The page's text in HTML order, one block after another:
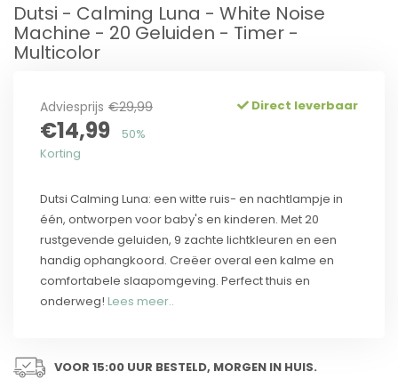
Dutsi - Calming Luna - White Noise
Machine - 20 Geluiden - Timer -
Multicolor
Adviesprijs €29,99
€14,99
50%
Korting
Direct leverbaar
Dutsi Calming Luna: een witte ruis- en nachtlampje in
één, ontworpen voor baby's en kinderen. Met 20
rustgevende geluiden, 9 zachte lichtkleuren en een
handig ophangkoord. Creëer overal een kalme en
comfortabele slaapomgeving. Perfect thuis en
onderweg! Lees meer..
VOOR 15:00 UUR BESTELD, MORGEN IN HUIS.